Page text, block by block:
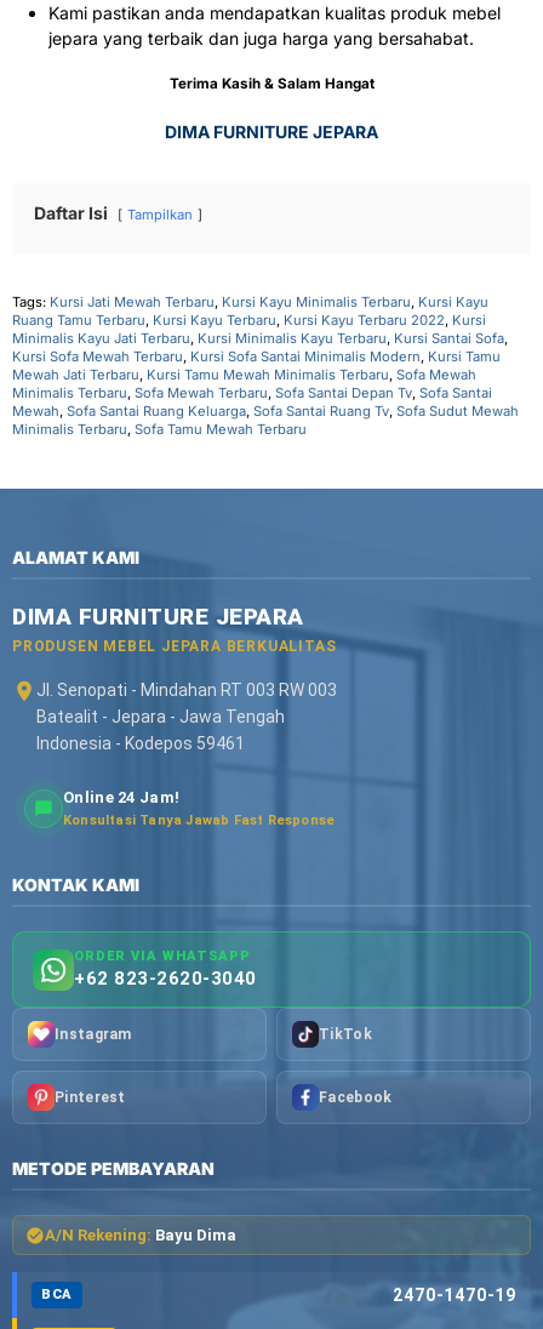
Kami pastikan anda mendapatkan kualitas produk mebel
jepara yang terbaik dan juga harga yang bersahabat.
Terima Kasih & Salam Hangat
DIMA FURNITURE JEPARA
Daftar Isi Tampilkan
Tags: Kursi Jati Mewah Terbaru, Kursi Kayu Minimalis Terbaru, Kursi Kayu
Ruang Tamu Terbaru, Kursi Kayu Terbaru, Kursi Kayu Terbaru 2022, Kursi
Minimalis Kayu Jati Terbaru, Kursi Minimalis Kayu Terbaru, Kursi Santai Sofa,
Kursi Sofa Mewah Terbaru, Kursi Sofa Santai Minimalis Modern, Kursi Tamu
Mewah Jati Terbaru, Kursi Tamu Mewah Minimalis Terbaru, Sofa Mewah
Minimalis Terbaru, Sofa Mewah Terbaru, Sofa Santai Depan Tv, Sofa Santai
Mewah, Sofa Santai Ruang Keluarga, Sofa Santai Ruang Tv, Sofa Sudut Mewah
Minimalis Terbaru, Sofa Tamu Mewah Terbaru
ALAMAT KAMI
DIMA FURNITURE JEPARA
PRODUSEN MEBEL JEPARA BERKUALITAS
Jl. Senopati - Mindahan RT 003 RW 003
Batealit - Jepara - Jawa Tengah
Indonesia - Kodepos 59461
Online 24 Jam!
Konsultasi Tanya Jawab Fast Response
KONTAK KAMI
ORDER VIA WHATSAPP
+62 823-2620-3040
Instagram TikTok
Pinterest Facebook
METODE PEMBAYARAN
A/N Rekening: Bayu Dima
BCA 2470-1470-19